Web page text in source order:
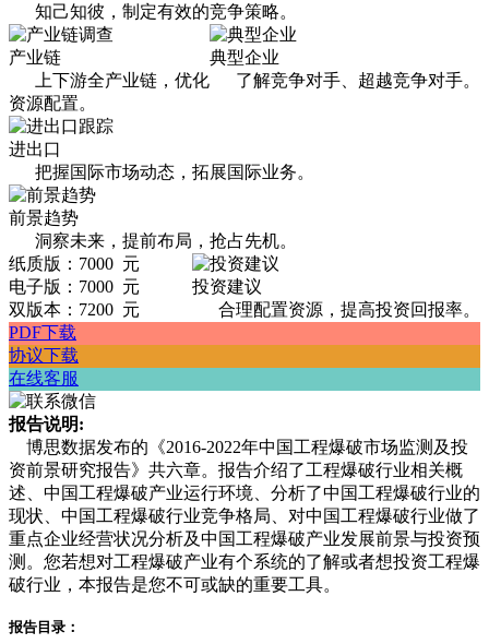
知己知彼，制定有效的竞争策略。
典型企业
了解竞争对手、超越竞争对手。
产业链
上下游全产业链，优化
资源配置。
进出口
把握国际市场动态，拓展国际业务。
前景趋势
洞察未来，提前布局，抢占先机。
投资建议
合理配置资源，提高投资回报率。
纸质版：7000 元
电子版：7000 元
双版本：7200 元
PDF下载
协议下载
在线客服
报告说明:
博思数据发布的《2016-2022年中国工程爆破市场监测及投
资前景研究报告》共六章。报告介绍了工程爆破行业相关概
述、中国工程爆破产业运行环境、分析了中国工程爆破行业的
现状、中国工程爆破行业竞争格局、对中国工程爆破行业做了
重点企业经营状况分析及中国工程爆破产业发展前景与投资预
测。您若想对工程爆破产业有个系统的了解或者想投资工程爆
破行业，本报告是您不可或缺的重要工具。
报告目录：